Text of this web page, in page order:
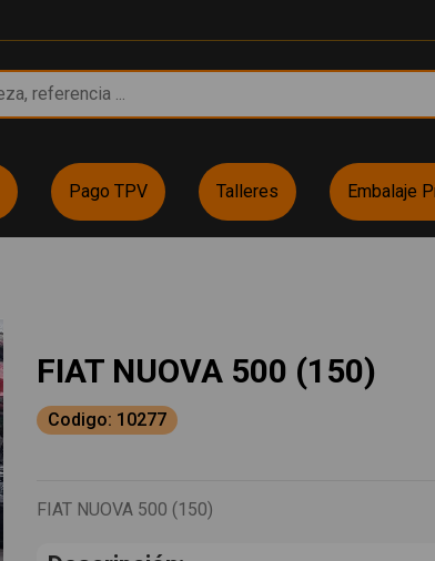
Pago TPV Talleres Embalaje
FIAT NUOVA 500 (150)
Codigo: 10277
FIAT NUOVA 500 (150)